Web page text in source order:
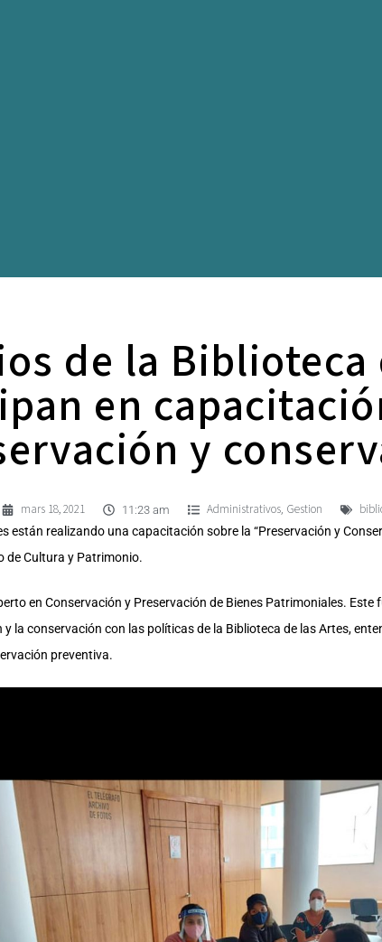
de la Biblioteca
en
y
mars 18, 2021 11:23 am Administrativos, Gestion
están realizando una capacitación sobre la “Preservación y
de Cultura y Patrimonio.
en Conservación y Preservación de Bienes Patrimoniales.
la conservación con las políticas de la Biblioteca de las Artes,
preventiva.